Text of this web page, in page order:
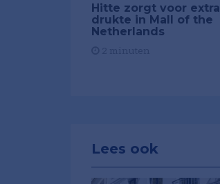
Hitte zorgt voor extra
drukte in Mall of the
Netherlands
Lees ook